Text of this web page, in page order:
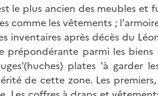
le plus ancien des meubles
comme les vêtements ;
inventaires après décès du
prépondérante parmi les
plates 'à garder
de cette zone. Les